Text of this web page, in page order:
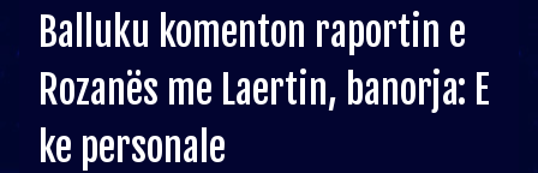
Balluku komenton raportin e
Rozanës me Laertin, banorja: E
ke personale